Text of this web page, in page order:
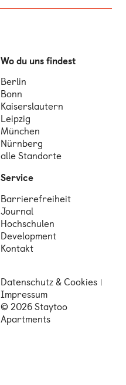
Wo du uns findest
Berlin
Bonn
Kaiserslautern
Leipzig
München
Nürnberg
alle Standorte
Service
Barrierefreiheit
Journal
Hochschulen
Development
Kontakt
Datenschutz & Cookies
Impressum
© 2026 Staytoo
Apartments